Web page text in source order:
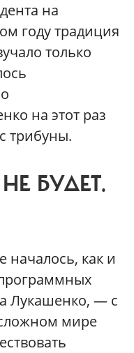
на
году традиция
только
на этот раз
трибуны.
БУДЕТ.
началось, как и
Лукашенко, — с
мире